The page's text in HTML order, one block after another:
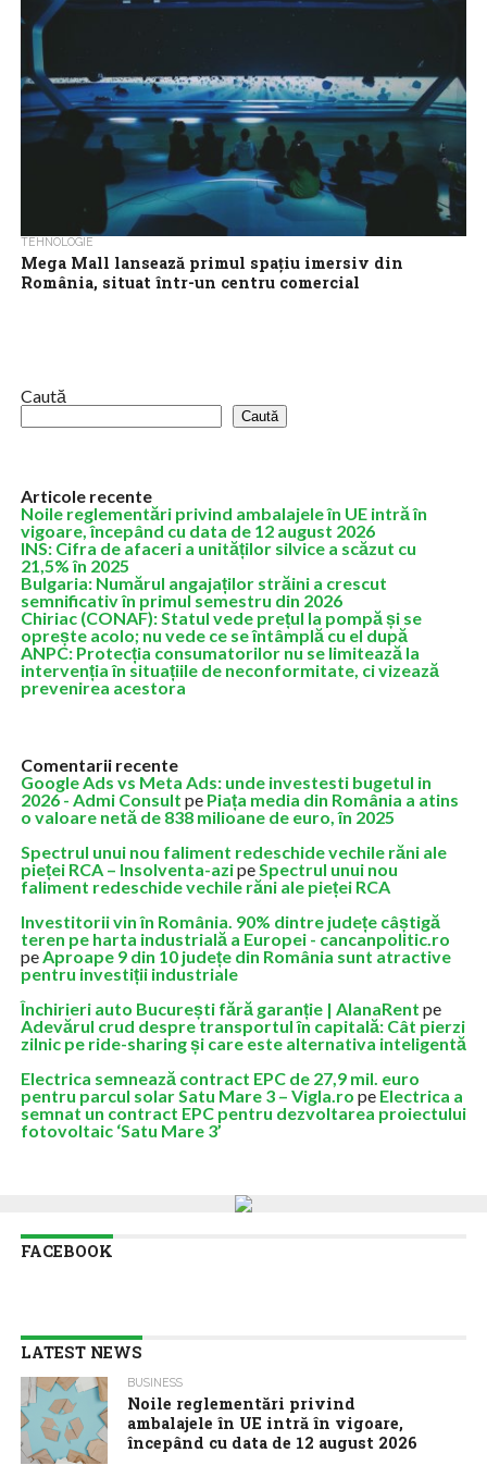
TEHNOLOGIE
Mega Mall lansează primul spațiu imersiv din
România, situat într-un centru comercial
Caută
Caută
Articole recente
Noile reglementări privind ambalajele în UE intră în
vigoare, începând cu data de 12 august 2026
INS: Cifra de afaceri a unităților silvice a scăzut cu
21,5% în 2025
Bulgaria: Numărul angajaților străini a crescut
semnificativ în primul semestru din 2026
Chiriac (CONAF): Statul vede prețul la pompă și se
oprește acolo; nu vede ce se întâmplă cu el după
ANPC: Protecția consumatorilor nu se limitează la
intervenția în situațiile de neconformitate, ci vizează
prevenirea acestora
Comentarii recente
Google Ads vs Meta Ads: unde investesti bugetul in
2026 - Admi Consult pe Piața media din România a atins
o valoare netă de 838 milioane de euro, în 2025
Spectrul unui nou faliment redeschide vechile răni ale
pieței RCA – Insolventa-azipeSpectrul unui nou
faliment redeschide vechile răni ale pieței RCA
Investitorii vin în România. 90% dintre județe câștigă
teren pe harta industrială a Europei - cancanpolitic.ro
peAproape 9 din 10 județe din România sunt atractive
pentru investiții industriale
Închirieri auto București fără garanție | AlanaRent pe
Adevărul crud despre transportul în capitală: Cât pierzi
zilnic pe ride-sharing și care este alternativa inteligentă
Electrica semnează contract EPC de 27,9 mil. euro
pentru parcul solar Satu Mare 3 – Vigla.ro pe Electrica a
semnat un contract EPC pentru dezvoltarea proiectului
fotovoltaic ‘Satu Mare 3’
FACEBOOK
LATEST NEWS
BUSINESS
Noile reglementări privind
ambalajele în UE intră în vigoare,
începând cu data de 12 august 2026